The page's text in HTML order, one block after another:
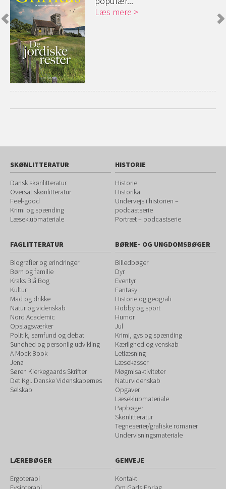
Læs mere
SKØNLITTERATUR
Dansk skønlitteratur
Oversat skønlitteratur
Feel-good
Krimi og spænding
Læseklubmateriale
HISTORIE
Historie
Historika
Undervejs i historien –
podcastserie
Portræt – podcastserie
FAGLITTERATUR
Biografier og erindringer
Børn og familie
Kraks Blå Bog
Kultur
Mad og drikke
Natur og videnskab
Nord Academic
Opslagsværker
Politik, samfund og debat
Sundhed og personlig udvikling
A Mock Book
Jena
Søren Kierkegaards Skrifter
Det Kgl. Danske Videnskabernes
Selskab
BØRNE- OG UNGDOMSBØGER
Billedbøger
Dyr
Eventyr
Fantasy
Historie og geografi
Hobby og sport
Humor
Jul
Krimi, gys og spænding
Kærlighed og venskab
Letlæsning
Læsekasser
Møgmisaktiviteter
Naturvidenskab
Opgaver
Læseklubmateriale
Papbøger
Skønlitteratur
Tegneserier/grafiske romaner
Undervisningsmateriale
LÆREBØGER
Ergoterapi
GENVEJE
Kontakt